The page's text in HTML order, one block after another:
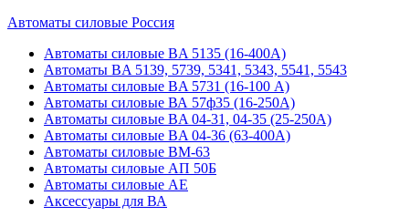
Автоматы силовые Россия
Автоматы силовые BA 5135 (16-400А)
Автоматы BA 5139, 5739, 5341, 5343, 5541, 5543
Автоматы силовые BA 5731 (16-100 А)
Автоматы силовые ВА 57ф35 (16-250А)
Автоматы силовые BA 04-31, 04-35 (25-250А)
Автоматы силовые BA 04-36 (63-400А)
Автоматы силовые ВМ-63
Автоматы силовые АП 50Б
Автоматы силовые АЕ
Аксессуары для ВА